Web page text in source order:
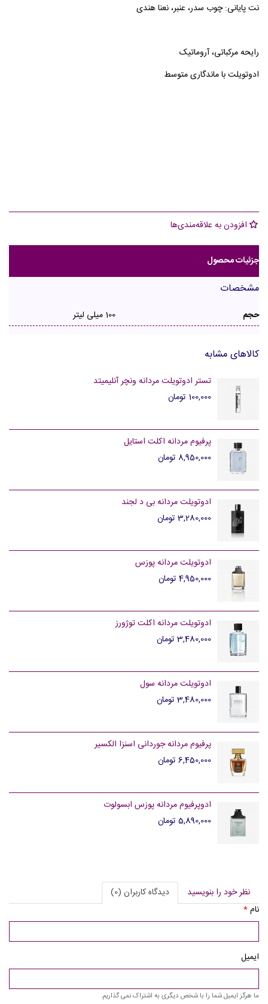
نت پایانی: چوب سدر، عنبر، نعنا هندی
رایحه مرکباتی، آروماتیک
ادوتویلت با ماندگاری متوسط
افزودن به علاقه‌مندی‌ها
جزئیات محصول
مشخصات
حجم 100 میلی لیتر
کالاهای مشابه
تستر ادوتویلت مردانه ونچر آنلیمیتد
100,000 تومان
پرفیوم مردانه اکلت استایل
8,950,000 تومان
ادوتویلت مردانه بی د لجند
3,280,000 تومان
ادوتویلت مردانه پوزس
4,950,000 تومان
ادوتویلت مردانه اکلت توژورز
3,480,000 تومان
ادوتویلت مردانه سول
3,480,000 تومان
پرفیوم مردانه جوردانی اسنزا الکسیر
6,450,000 تومان
ادوپرفیوم مردانه پوزس ابسولوت
5,890,000 تومان
نظر خود را بنویسید
دیدگاه کاربران (0)
نام*
ایمیل
ما هرگز ایمیل شما را با شخص دیگری به اشتراک نمی گذاریم.